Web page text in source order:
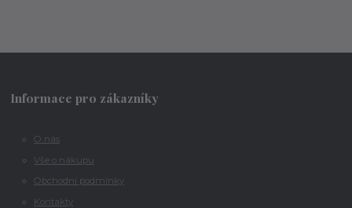
Informace pro zákazníky
O nás
Vše o nákupu
Obchodní podmínky
Kontakty